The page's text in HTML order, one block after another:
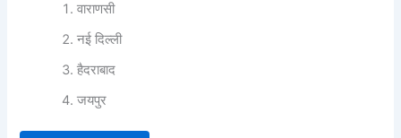
वाराणसी
नई दिल्ली
हैदराबाद
जयपुर